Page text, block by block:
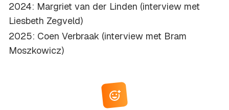
2024: Margriet van der Linden (interview met
Liesbeth Zegveld)
2025: Coen Verbraak (interview met Bram
Moszkowicz)